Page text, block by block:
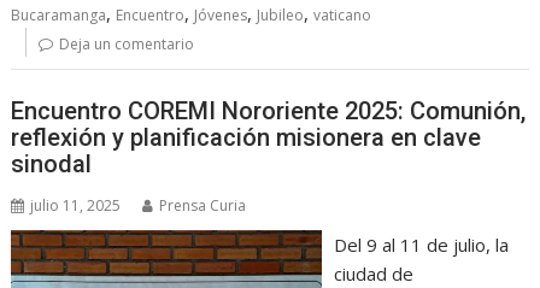
Bucaramanga, Encuentro, Jóvenes, Jubileo,vaticano
Deja un comentario
Encuentro COREMI Nororiente 2025: Comunión,
reflexión y planificación misionera en clave
sinodal
julio 11, 2025 Prensa Curia
Del 9 al 11 de julio, la
ciudad de